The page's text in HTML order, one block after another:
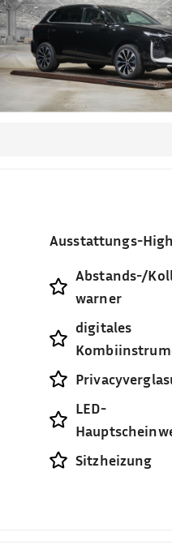
Ausstattungs-
Abstands-/
warner
digitales
LED-
Sitzheizung